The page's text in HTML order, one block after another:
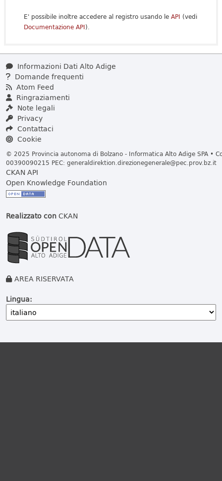
E' possibile inoltre accedere al registro usando le API (vedi
Documentazione API).
Informazioni Dati Alto Adige
Domande frequenti
Atom Feed
Ringraziamenti
Note legali
Privacy
Contattaci
Cookie
© 2025 Provincia autonoma di Bolzano - Informatica Alto Adige SPA •
00390090215 PEC: generaldirektion.direzionegenerale@pec.prov.bz.it
CKAN API
Open Knowledge Foundation
Realizzato conCKAN
AREA RISERVATA
Lingua